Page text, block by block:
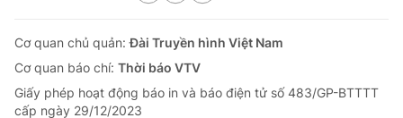
Cơ quan chủ quản:Đài Truyền hình Việt Nam
Cơ quan báo chí: Thời báo VTV
Giấy phép hoạt động báo in và báo điện tử số 483/GP-BTTTT
cấp ngày 29/12/2023